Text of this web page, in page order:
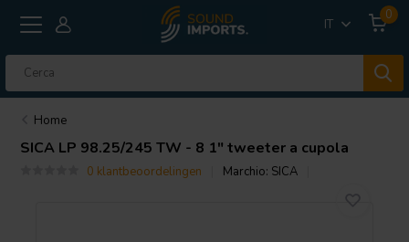
IT
0
Home
SICA LP 98.25/245 TW - 8 1" tweeter a cupola
0 klantbeoordelingen Marchio: SICA